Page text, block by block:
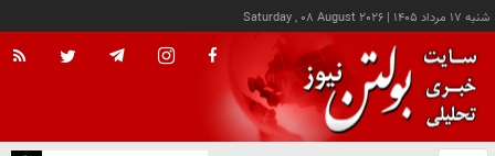
شنبه ۱۷ مرداد ۱۴۰۵ |
Saturday , 08 August 2026